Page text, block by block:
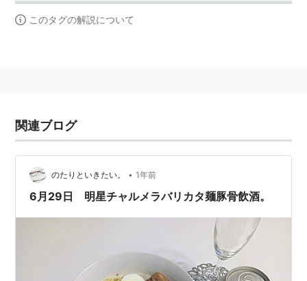
このタグの解説について
関連ブログ
のたりといきたい。 • 1年前
6月29日 明星チャルメラバリカタ麺豚骨飲酒。